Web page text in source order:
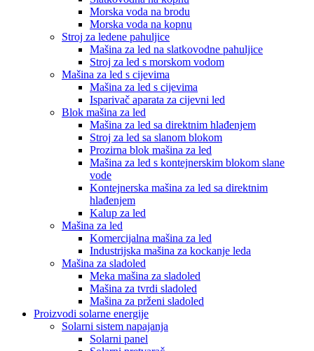
Morska voda na brodu
Morska voda na kopnu
Stroj za ledene pahuljice
Mašina za led na slatkovodne pahuljice
Stroj za led s morskom vodom
Mašina za led s cijevima
Mašina za led s cijevima
Isparivač aparata za cijevni led
Blok mašina za led
Mašina za led sa direktnim hlađenjem
Stroj za led sa slanom blokom
Prozirna blok mašina za led
Mašina za led s kontejnerskim blokom slane
vode
Kontejnerska mašina za led sa direktnim
hlađenjem
Kalup za led
Mašina za led
Komercijalna mašina za led
Industrijska mašina za kockanje leda
Mašina za sladoled
Meka mašina za sladoled
Mašina za tvrdi sladoled
Mašina za prženi sladoled
Proizvodi solarne energije
Solarni sistem napajanja
Solarni panel